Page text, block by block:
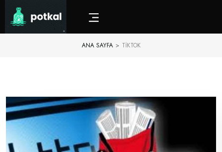
ANA SAYFA > TIKTOK